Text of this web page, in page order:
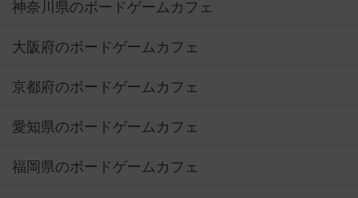
神奈川県のボードゲームカフェ
大阪府のボードゲームカフェ
京都府のボードゲームカフェ
愛知県のボードゲームカフェ
福岡県のボードゲームカフェ